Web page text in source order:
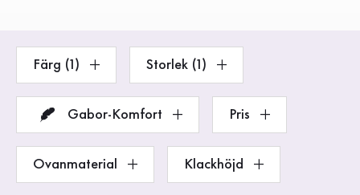
Färg (1) Storlek (1)
Gabor-Komfort Pris
Ovanmaterial Klackhöjd